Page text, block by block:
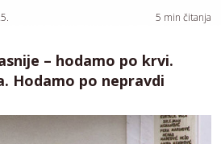
5 min čitanja
– hodamo po krvi.
Hodamo po nepravdi